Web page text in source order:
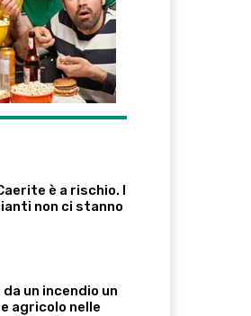
è a rischio. I
non ci stanno
un incendio un
agricolo nelle